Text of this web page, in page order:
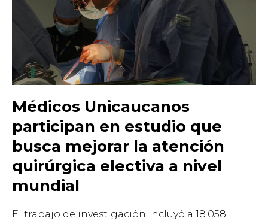
Médicos Unicaucanos
participan en estudio que
busca mejorar la atención
quirúrgica electiva a nivel
mundial
El trabajo de investigación incluyó a 18.058